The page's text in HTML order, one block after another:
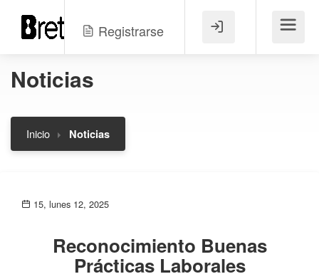
Registrarse Menú
Noticias
Inicio Noticias
15, lunes 12, 2025
Reconocimiento Buenas
Prácticas Laborales